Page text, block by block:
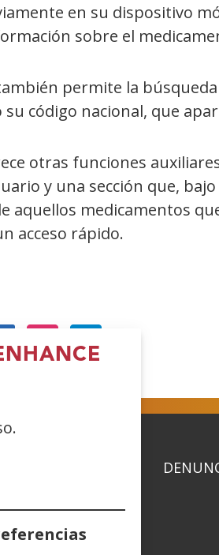
en su dispositivo
sobre el
permite la
código nacional, que
otras funciones
y una sección que,
aquellos medicamentos
acceso rápido.
(Open